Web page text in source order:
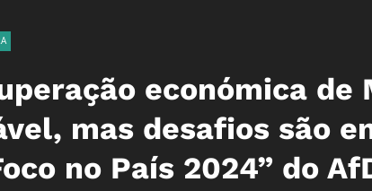
económica de
mas desafios são
no País 2024” do